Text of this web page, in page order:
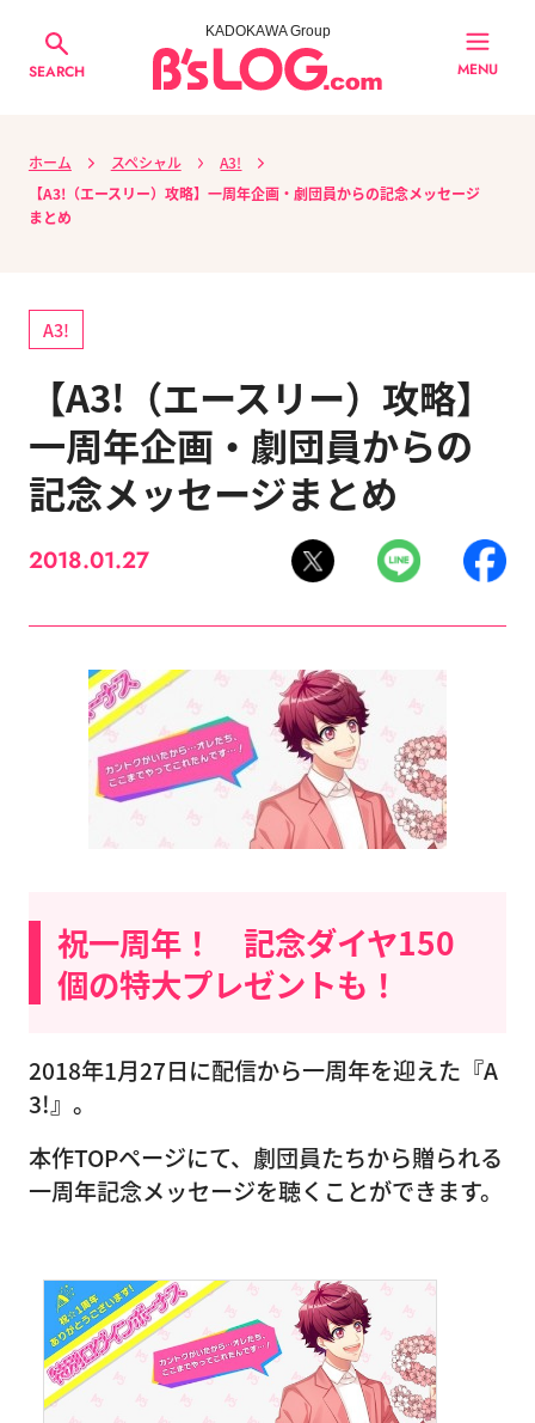
SEARCH
KADOKAWA Group
MENU
ホーム スペシャル
A3!
【A3!（エースリー）攻略】一周年企画・劇団員からの記念メッセージ
まとめ
A3!
【A3!（エースリー）攻略】
一周年企画・劇団員からの
記念メッセージまとめ
2018.01.27
祝一周年！ 記念ダイヤ150
個の特大プレゼントも！
2018年1月27日に配信から一周年を迎えた『A
3!』。
本作TOPページにて、劇団員たちから贈られる
一周年記念メッセージを聴くことができます。